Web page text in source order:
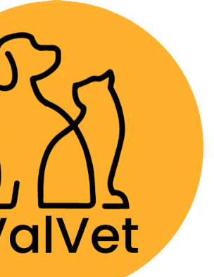
por compras sobre
desde Coquimbo hasta Los
y Snacks
premium
Breed Lamb 3 Kg